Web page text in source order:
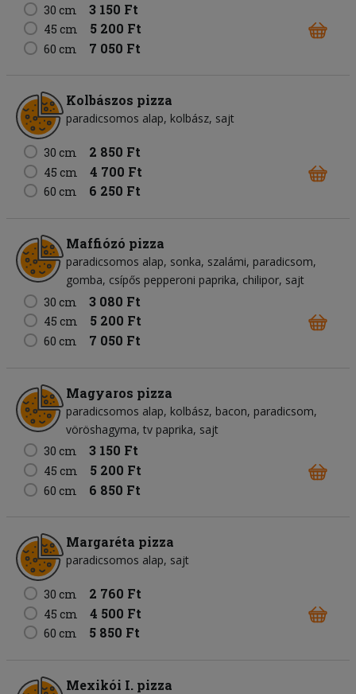
30 cm 3 150 Ft
45 cm 5 200 Ft
60 cm 7 050 Ft
Kolbászos pizza
paradicsomos alap kolbász sajt
30 cm 2 850 Ft
45 cm 4 700 Ft
60 cm 6 250 Ft
Maffiózó pizza
paradicsomos alap sonka szalámi paradicsom
gomba csípős pepperoni paprika chilipor sajt
30 cm
3 080 Ft
45 cm 5 200 Ft
60 cm 7 050 Ft
Magyaros pizza
paradicsomos alap kolbász bacon paradicsom
vöröshagyma tv paprika sajt
30 cm
3 150 Ft
45 cm 5 200 Ft
60 cm 6 850 Ft
Margaréta pizza
paradicsomos alap sajt
30 cm 2 760 Ft
45 cm 4 500 Ft
60 cm 5 850 Ft
Mexikói I. pizza